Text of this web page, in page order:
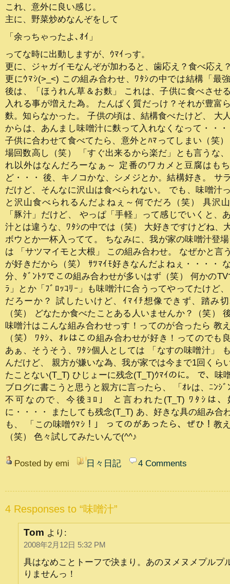
これ、意外に良い感じ。
主に、野菜炒めなんぞをして
「余っちゃったよ､ｵｲ」
ってな時に出動しますが、ｳﾏｲっす。
更に、ジャガイモなんぞが加わると、歯応え？食べ応え
更にｳﾏｼ(>_<) この組み合わせ、ﾜﾀｼの中では結構「最
後は、「ほうれん草＆お麩」 これは、子供に食べさせ
入れる事が増えた為。 たんぱく質だっけ？それが豊富
麩。知らなかった。 子供の頃は、結構食べたけど、 大
からは、あんまし味噌汁に麩って入れなくなって・・
子供に合わせて食べてたら、意外とﾊﾏってしまい（笑
場回数高し（笑） 「すぐ出来るから楽だ」とも言うな
れ以外はなんだろーなぁ～ 定番のワカメと豆腐はも
ど・・・ 後、キノコかな、シメジとか。結構好き。 サ
だけど、そんなに沢山は食べられない。 でも、味噌汁
と沢山食べられるんだよねぇ～何でだろ（笑） 具沢
「豚汁」だけど、 やっぱ「手軽」って感じでいくと、
汁とは違うな、ﾜﾀｼの中では（笑） 大好きですけどね、
ボウとか一杯入ってて。 ちなみに、我が家の味噌汁登
は 「サツマイモと大根」 この組み合わせ。 なぜかと言
が好きだから（笑） ｻﾂﾏｲﾓ好きなんだよねぇ・・・・
分、ﾀﾞﾝﾄﾂでこの組み合わせが多いはず（笑） 何かのTV
ﾗ」とか「ﾌﾞﾛｯｺﾘｰ」も味噌汁に合うってやってたけど
だろーか？ 試したいけど、ｲﾏｲﾁ想像できず、踏み
（笑） どなたか食べたことある人いませんか？（笑）
味噌汁はこんな組み合わせっす！ってのが合ったら 教
（笑） ﾜﾀｼ、ｵﾚはこの組み合わせが好き！ってのでも
あぁ、そうそう、ﾜﾀｼ個人としては 「なすの味噌汁」
んだけど、 親方が嫌いな為、我が家では今まで1回くら
たことない(T_T) ひじょーに残念(T_T)ｳﾏｲのに。 で、味
ブログに書こうと思うと親方に言ったら、 「ｵﾚは、ﾆﾝｼ
不可なので、今後ﾖﾛ」 と言われた(T_T) ﾜﾀｼは、
に・・・・ またしても残念(T_T) あ、好きな具の組み合
も、 「この味噌ｳﾏｼ！」 ってのがあったら、ぜひ！教
（笑） 色々試してみたいんで(^^♪
Posted by emi 日々日記 4 Comments
4 Responses to “味噌汁”
Tom より:
2008年2月12日 5:32 PM
具はなめことトーフで決まり。あのヌメヌメプルプ
りませんっ！